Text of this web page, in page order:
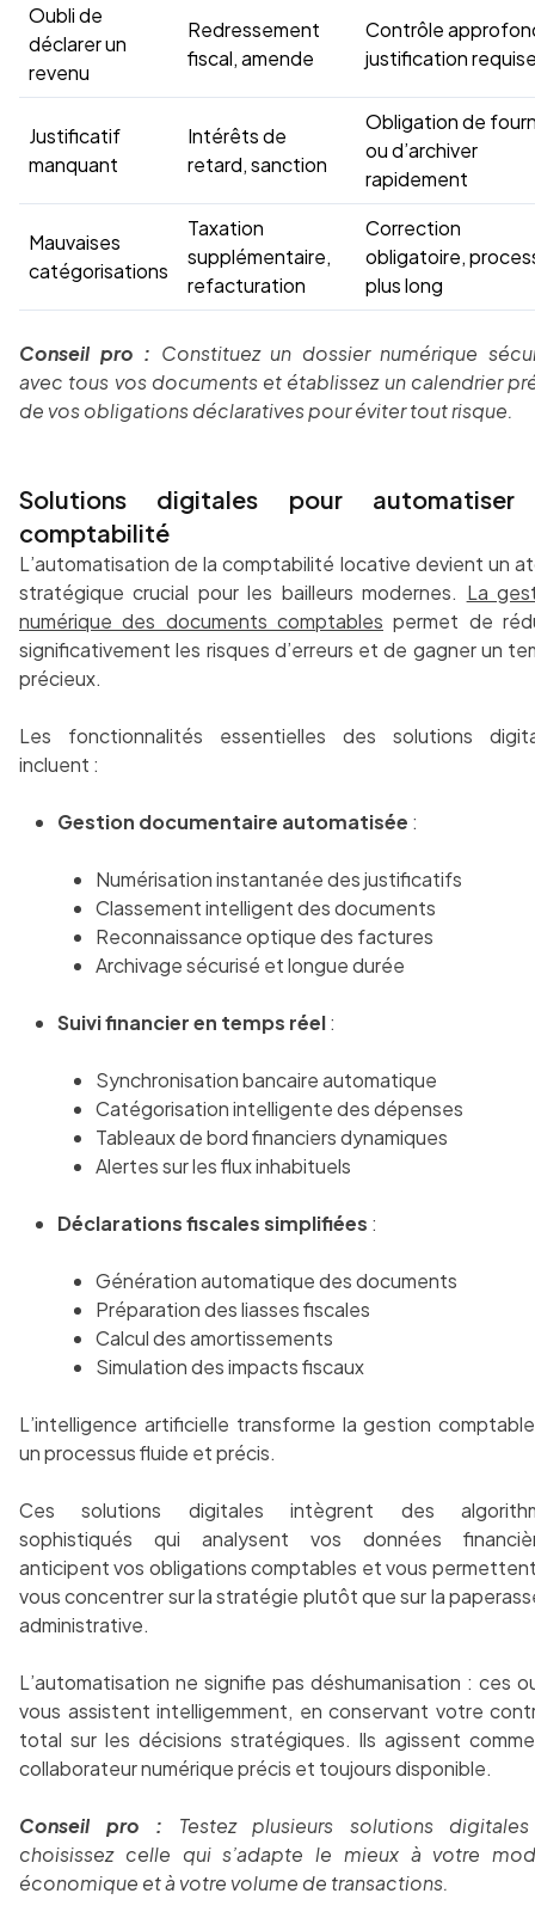
Oubli de
déclarer un
revenu
Redressement
fiscal, amende
Contrôle
justification
Justificatif
manquant
Intérêts de
retard, sanction
Obligation de
ou d’archiver
rapidement
Mauvaises
catégorisations
Taxation
supplémentaire,
refacturation
Correction
obligatoire,
plus long
Conseil pro : Constituez un dossier numérique
avec tous vos documents et établissez un calendrier
de vos obligations déclaratives pour éviter tout risque.
Solutions digitales pour
comptabilité
L’automatisation de la comptabilité locative devient un
stratégique crucial pour les bailleurs modernes. La
numérique des documents comptables permet de
significativement les risques d’erreurs et de gagner un
précieux.
Les fonctionnalités essentielles des solutions
incluent :
Gestion documentaire automatisée :
Numérisation instantanée des justificatifs
Classement intelligent des documents
Reconnaissance optique des factures
Archivage sécurisé et longue durée
Suivi financier en temps réel:
Synchronisation bancaire automatique
Catégorisation intelligente des dépenses
Tableaux de bord financiers dynamiques
Alertes sur les flux inhabituels
Déclarations fiscales simplifiées :
Génération automatique des documents
Préparation des liasses fiscales
Calcul des amortissements
Simulation des impacts fiscaux
L’intelligence artificielle transforme la gestion
un processus fluide et précis.
Ces solutions digitales intègrent des
sophistiqués qui analysent vos données
anticipent vos obligations comptables et vous
vous concentrer sur la stratégie plutôt que sur la
administrative.
L’automatisation ne signifie pas déshumanisation : ces
vous assistent intelligemment, en conservant votre
total sur les décisions stratégiques. Ils agissent
collaborateur numérique précis et toujours disponible.
Conseil pro :
Testez plusieurs solutions
choisissez celle qui s’adapte le mieux à votre
économique et à votre volume de transactions.